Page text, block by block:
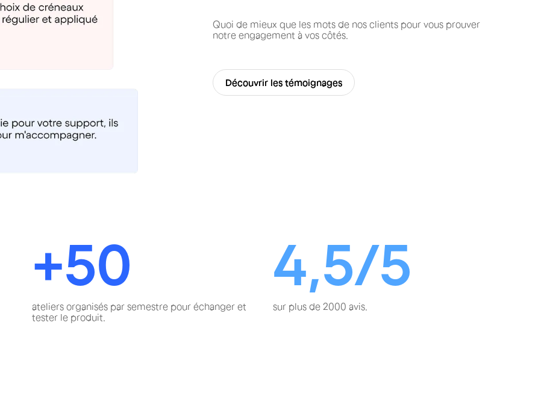
Quoi de mieux que les mots de nos clients pour vous prouver
notre engagement à vos côtés.
Découvrir les témoignages
+50
ateliers organisés par semestre pour échanger et
tester le produit.
4,5/5
sur plus de 2000 avis.